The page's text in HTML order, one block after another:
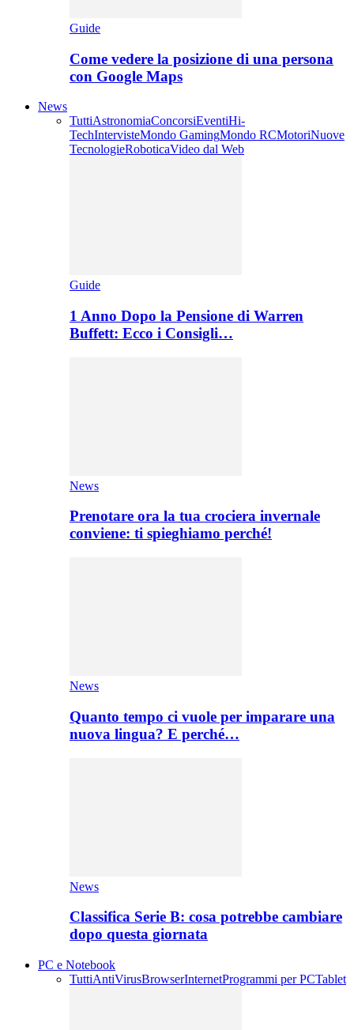
Guide
Come vedere la posizione di una persona
con Google Maps
News
TuttiAstronomiaConcorsiEventiHi-
TechIntervisteMondo GamingMondo RCMotoriNuove
TecnologieRoboticaVideo dal Web
Guide
1 Anno Dopo la Pensione di Warren
Buffett: Ecco i Consigli…
News
Prenotare ora la tua crociera invernale
conviene: ti spieghiamo perché!
News
Quanto tempo ci vuole per imparare una
nuova lingua? E perché…
News
Classifica Serie B: cosa potrebbe cambiare
dopo questa giornata
PC e Notebook
TuttiAntiVirusBrowserInternetProgrammi per PCTablet